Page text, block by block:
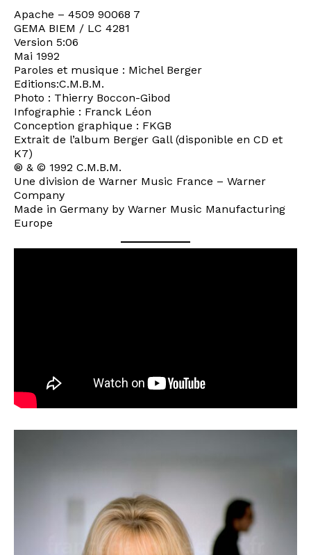
Apache – 4509 90068 7
GEMA BIEM / LC 4281
Version 5:06
Mai 1992
Paroles et musique : Michel Berger
Editions:C.M.B.M.
Photo : Thierry Boccon-Gibod
Infographie : Franck Léon
Conception graphique : FKGB
Extrait de l’album Berger Gall (disponible en CD et
K7)
® & © 1992 C.M.B.M.
Une division de Warner Music France – Warner
Company
Made in Germany by Warner Music Manufacturing
Europe